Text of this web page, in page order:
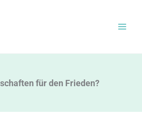
für den Frieden?